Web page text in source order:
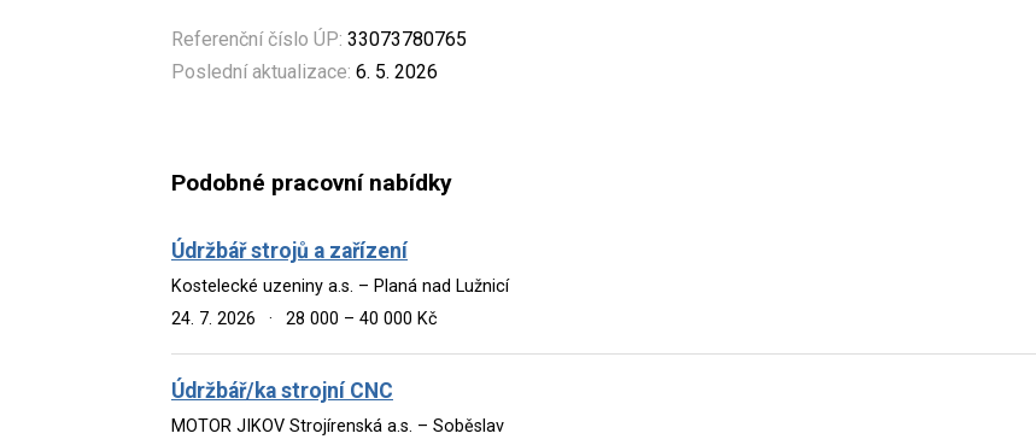
Referenční číslo ÚP: 33073780765
Poslední aktualizace: 6. 5. 2026
Podobné pracovní nabídky
Údržbář strojů a zařízení
Kostelecké uzeniny a.s. – Planá nad Lužnicí
24. 7. 2026
· 28 000 – 40 000 Kč
Údržbář/ka strojní CNC
MOTOR JIKOV Strojírenská a.s. – Soběslav